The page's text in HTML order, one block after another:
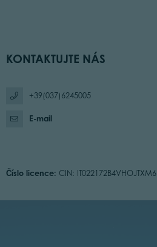
KONTAKTUJTE NÁS
+39(037)6245005
E-mail
Číslo licence: CIN: IT022172B4VHOJTXM6